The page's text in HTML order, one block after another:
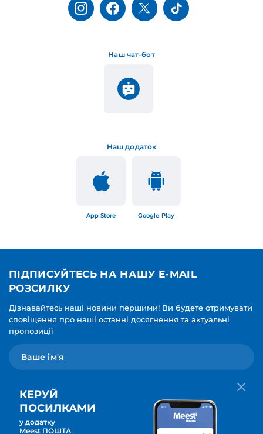
Наш додаток
App Store Google Play
Наш чат-бот
ПІДПИСУЙТЕСЬ НА НАШУ E-MAIL
РОЗСИЛКУ
Дізнавайтесь наші новини першими! Ви будете отримувати
сповіщення про наші останні досягнення та актуальні
пропозиції
Мова для вашої розсилки
КЕРУЙ
ПОСИЛКАМИ
у додатку
Meest ПОШТА